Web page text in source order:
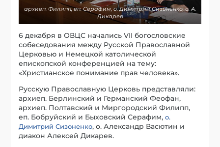
архиеп. Филипп, еп. Серафим, о. Димитрий Сизоненко, о. А.
Дикарев
6 декабря в ОВЦС начались VII богословские
собеседования между Русской Православной
Церковью и Немецкой католической
епископской конференцией на тему:
«Христианское понимание прав человека».
Русскую Православную Церковь представляли:
архиеп. Берлинский и Германский Феофан,
архиеп. Полтавский и Миргородский Филипп,
еп. Бобруйский и Быховский Серафим,о.
Димитрий Сизоненко, о. Александр Васютин и
диакон Алексей Дикарев.